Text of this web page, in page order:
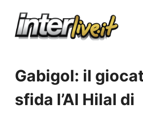
Gabigol: il
sfida l’Al Hilal di